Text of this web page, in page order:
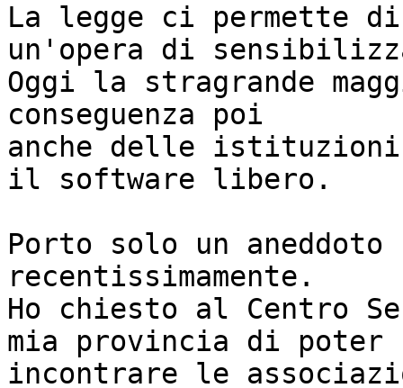
La legge ci permette
un'opera di
Oggi la stragrande
conseguenza poi
anche delle
il software libero.
Porto solo un aneddoto
recentissimamente.
Ho chiesto al Centro
mia provincia di poter
incontrare le